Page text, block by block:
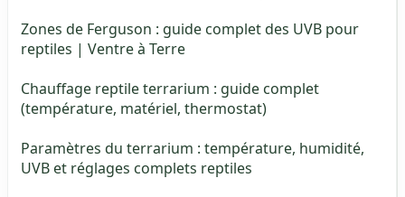
Zones de Ferguson : guide complet des UVB pour
reptiles | Ventre à Terre
Chauffage reptile terrarium : guide complet
(température, matériel, thermostat)
Paramètres du terrarium : température, humidité,
UVB et réglages complets reptiles